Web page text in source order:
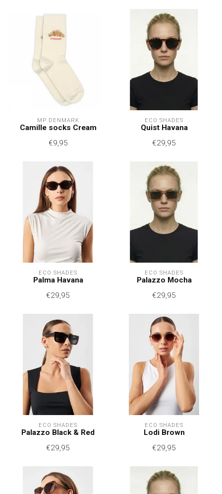
MP DENMARK
Camille socks Cream
€9,95
ECO SHADES
Quist Havana
€29,95
ECO SHADES
Palma Havana
€29,95
ECO SHADES
Palazzo Mocha
€29,95
ECO SHADES
Palazzo Black & Red
€29,95
ECO SHADES
Lodi Brown
€29,95